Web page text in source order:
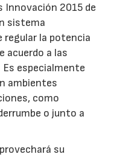
Innovación 2015 de
sistema
la potencia
acuerdo a las
Es especialmente
ambientes
como
o junto a
su